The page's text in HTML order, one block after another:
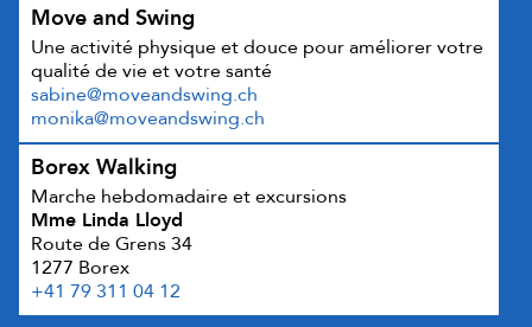
Move and Swing
Une activité physique et douce pour améliorer votre
qualité de vie et votre santé
sabine@moveandswing.ch
monika@moveandswing.ch
Borex Walking
Marche hebdomadaire et excursions
Mme Linda Lloyd
Route de Grens 34
1277 Borex
+41 79 311 04 12